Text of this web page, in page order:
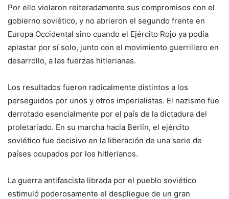
Por ello violaron reiteradamente sus compromisos con el
gobierno soviético, y no abrieron el segundo frente en
Europa Occidental sino cuando el Ejército Rojo ya podía
aplastar por sí solo, junto con el movimiento guerrillero en
desarrollo, a las fuerzas hitlerianas.
Los resultados fueron radicalmente distintos a los
perseguidos por unos y otros imperialistas. El nazismo fue
derrotado esencialmente por el país de la dictadura del
proletariado. En su marcha hacia Berlín, el ejército
soviético fue decisivo en la liberación de una serie de
países ocupados por los hitlerianos.
La guerra antifascista librada por el pueblo soviético
estimuló poderosamente el despliegue de un gran